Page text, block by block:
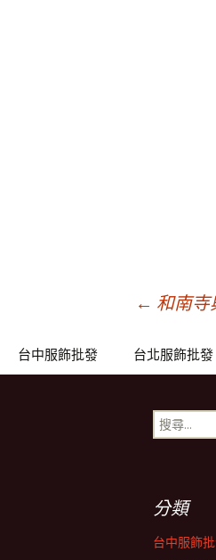
章
← 和南寺
台中服飾批發 台北服飾批發
搜
尋
分類
台中服飾